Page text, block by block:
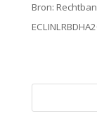
Bron: